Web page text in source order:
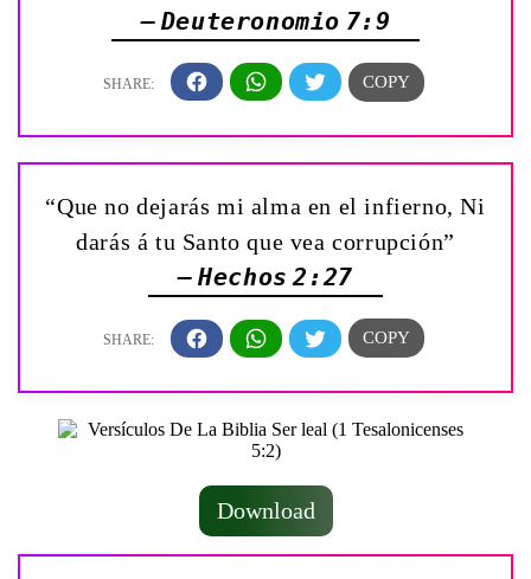
— Deuteronomio 7:9
“Que no dejarás mi alma en el infierno, Ni
darás á tu Santo que vea corrupción”
— Hechos 2:27
Download